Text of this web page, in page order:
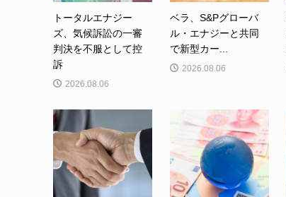
トータルエナジー
ズ、気候訴訟の一審
判決を不服として控
訴
2026.08.06
ベラ、S&Pグローバ
ル・エナジーと共同
で新型カー...
2026.08.06